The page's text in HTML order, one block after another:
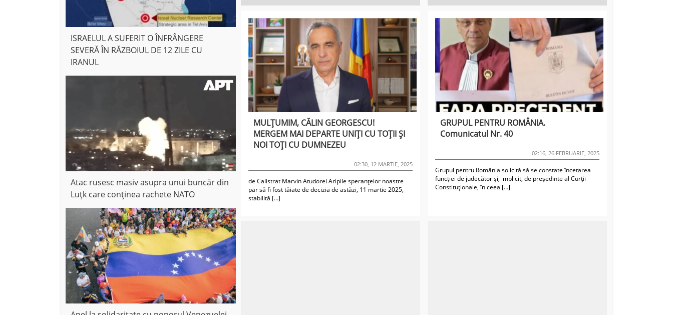
ISRAELUL A SUFERIT O ÎNFRÂNGERE
SEVERĂ ÎN RĂZBOIUL DE 12 ZILE CU
IRANUL
Atac rusesc masiv asupra unui buncăr din
Luțk care conținea rachete NATO
MULȚUMIM, CĂLIN GEORGESCU!
MERGEM MAI DEPARTE UNIȚI CU TOȚII ȘI
NOI TOȚI CU DUMNEZEU
02:30, 12 MARTIE, 2025
de Calistrat Marvin Atudorei Aripile speranțelor noastre
par să fi fost tăiate de decizia de astăzi, 11 martie 2025,
stabilită […]
GRUPUL PENTRU ROMÂNIA.
Comunicatul Nr. 40
02:16, 26 FEBRUARIE, 2025
Grupul pentru România solicită să se constate încetarea
funcției de judecător și, implicit, de președinte al Curții
Constituționale, în ceea […]